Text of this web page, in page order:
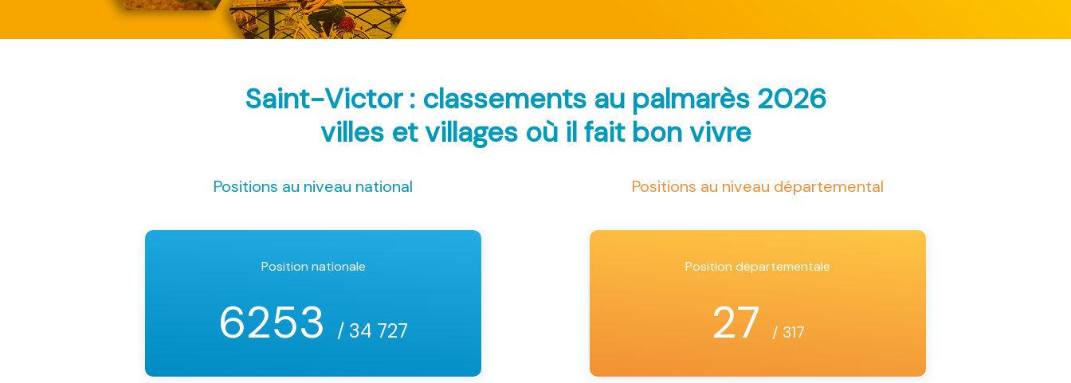
Saint-Victor : classements au palmarès 2026
villes et villages où il fait bon vivre
Positions au niveau national
Position nationale
6253 / 34 727
Positions au niveau départemental
Position départementale
27 / 317